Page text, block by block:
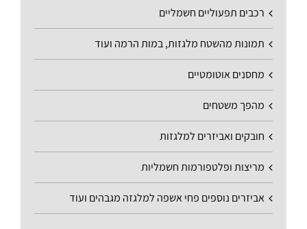
רכבים תפעוליים חשמליים
תמונות מהשטח מלגזות, במות הרמה ועוד
מחסנים אוטומטיים
מהפך משטחים
חובקים ואביזרים למלגזות
מריצות ופלטפורמות חשמליות
אביזרים נוספים פחי אשפה למלגזה מגבהים ועוד